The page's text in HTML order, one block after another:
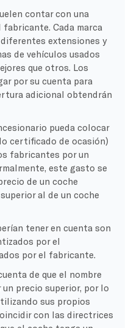
contar con una
Cada marca
extensiones y
de vehículos usados
que otros. Los
por su cuenta para
adicional obtendrán
pueda colocar
certificado de ocasión)
fabricantes por un
este gasto se
de un coche
al de un coche
tener en cuenta son
por el
por el fabricante.
de que el nombre
precio superior, por lo
sus propios
con las directrices